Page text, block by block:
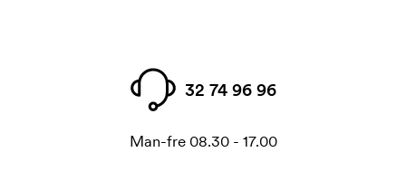
32 74 96 96
Man-fre 08.30 - 17.00